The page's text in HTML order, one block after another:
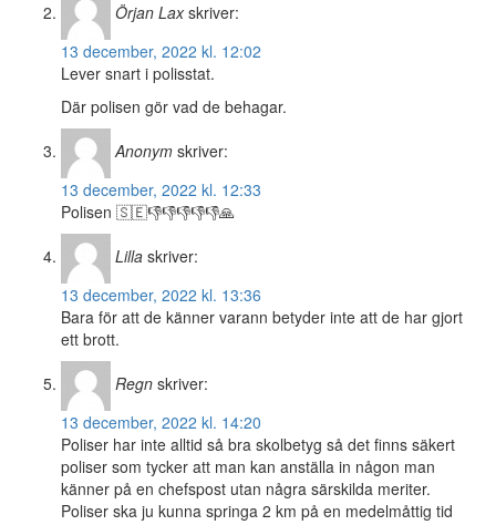
Örjan Lax skriver:
13 december, 2022 kl. 12:02
Lever snart i polisstat.
Där polisen gör vad de behagar.
Anonym skriver:
13 december, 2022 kl. 12:33
Polisen 🇸🇪👎👎👎👎👎🙏
Lilla skriver:
13 december, 2022 kl. 13:36
Bara för att de känner varann betyder inte att de har gjort
ett brott.
Regn skriver:
13 december, 2022 kl. 14:20
Poliser har inte alltid så bra skolbetyg så det finns säkert
poliser som tycker att man kan anställa in någon man
känner på en chefspost utan några särskilda meriter.
Poliser ska ju kunna springa 2 km på en medelmåttig tid